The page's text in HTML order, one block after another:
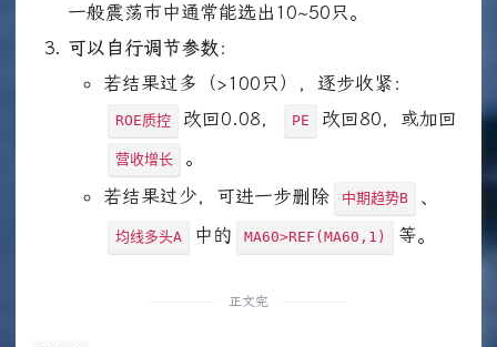
一般震荡市中通常能选出10~50只。
可以自行调节参数 ：
若结果过多（>100只），逐步收紧：
ROE质控 改回0.08， PE 改回80，或加回
营收增长
。
若结果过少，可进一步删除
中期趋势B 、
均线多头A 中的 MA60>REF(MA60,1) 等。
正文完